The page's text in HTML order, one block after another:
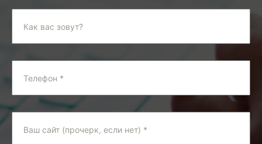
Как вас зовут?
Телефон *
Ваш сайт (прочерк, если нет) *